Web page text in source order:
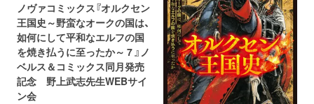
ノヴァコミックス『オルクセン
王国史～野蛮なオークの国は、
如何にして平和なエルフの国
を焼き払うに至ったか～ 7 』ノ
ベルス＆コミックス同月発売
記念 野上武志先生WEBサイ
ン会